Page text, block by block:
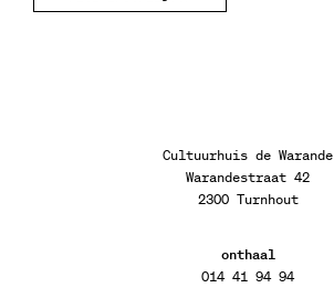
Cultuurhuis de Warande
Warandestraat 42
2300 Turnhout
onthaal
014 41 94 94